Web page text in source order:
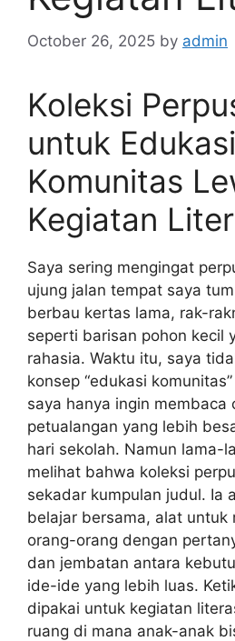
October 26, 2025 by admin
Koleksi
untuk Edukasi
Komunitas
Kegiatan
Saya sering mengingat
ujung jalan tempat saya
berbau kertas lama, rak-
seperti barisan pohon kecil
rahasia. Waktu itu, saya
konsep “edukasi
saya hanya ingin membaca
petualangan yang lebih
hari sekolah. Namun lama-
melihat bahwa koleksi
sekadar kumpulan judul. Ia
belajar bersama, alat untuk
orang-orang dengan
dan jembatan antara
ide-ide yang lebih luas.
dipakai untuk kegiatan
ruang di mana anak-anak